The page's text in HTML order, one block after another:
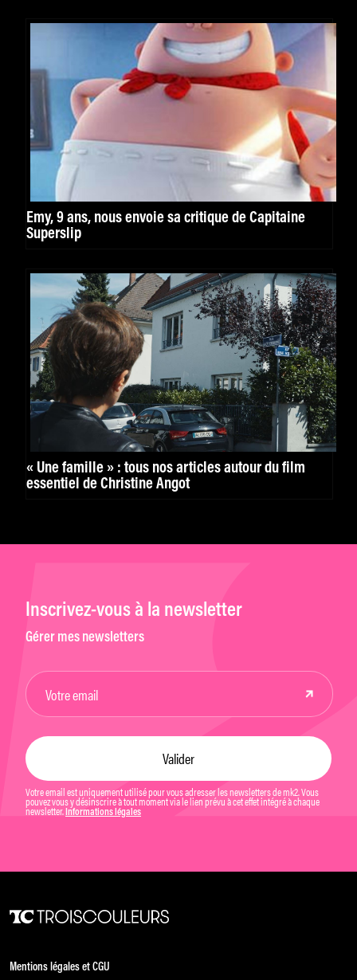
Emy, 9 ans, nous envoie sa critique de Capitaine
Superslip
« Une famille » : tous nos articles autour du film
essentiel de Christine Angot
Inscrivez-vous à la newsletter
Gérer mes newsletters
Votre email est uniquement utilisé pour vous adresser les newsletters de mk2. Vous
pouvez vous y désinscrire à tout moment via le lien prévu à cet effet intégré à chaque
newsletter. Informations légales
Mentions légales et CGU